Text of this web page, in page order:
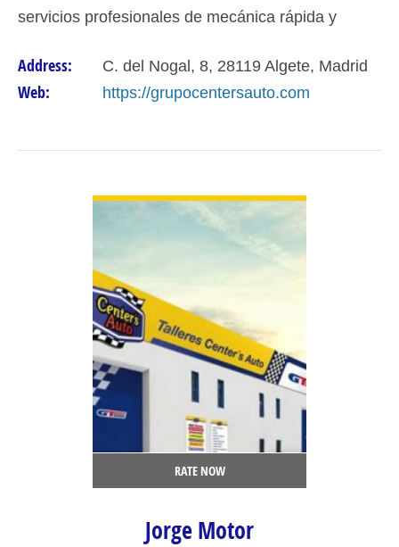
servicios profesionales de mecánica rápida y
Madrid.
Address: C. del Nogal, 8, 28119 Algete, Madrid
Web: https://grupocentersauto.com
RATE NOW
Jorge Motor